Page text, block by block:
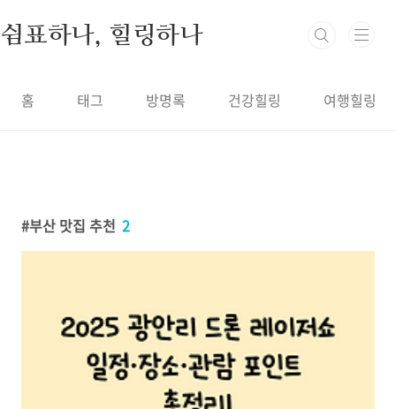
쉼표하나, 힐링하나
홈 태그 방명록 건강힐링 여행힐링
부산 맛집 추천 2